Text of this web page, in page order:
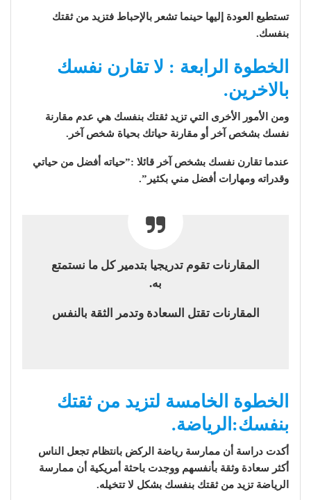
تستطيع العودة إليها حينما تشعر بالإحباط فتزيد من ثقتك
بنفسك.
الخطوة الرابعة : لا تقارن نفسك
بالاخرين.
ومن الأمور الأخرى التي تزيد ثقتك بنفسك هي عدم مقارنة
نفسك بشخص آخر أو مقارنة حياتك بحياة شخص آخر.
عندما تقارن نفسك بشخص آخر قائلا :”حياته أفضل من حياتي
وقدراته ومهارات أفضل مني بكثير”.
المقارنات تقوم تدريجيا بتدمير كل ما نستمتع
به.
المقارنات تقتل السعادة وتدمر الثقة بالنفس
الخطوة الخامسة لتزيد من ثقتك
بنفسك:الرياضة.
أكدت دراسة أن ممارسة رياضة الركض بانتظام تجعل الناس
أكثر سعادة وثقة بأنفسهم ووجدت باحثة أمريكية أن ممارسة
الرياضة تزيد من ثقتك بنفسك بشكل لا تتخيله.